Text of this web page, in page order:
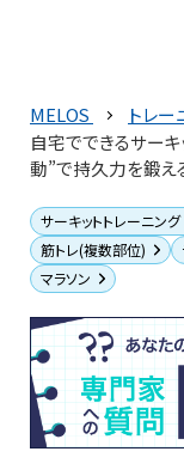
MELOS
トレー
自宅でできるサー
動”で持久力を鍛え
サーキットトレーニング
筋トレ(複数部位)
マラソン